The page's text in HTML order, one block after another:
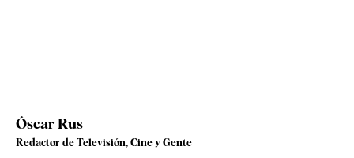
Óscar Rus
Redactor de Televisión, Cine y Gente